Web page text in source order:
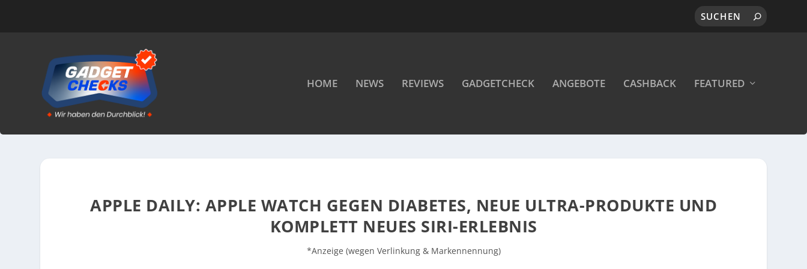
HOME NEWS REVIEWS GADGETCHECK ANGEBOTE CASHBACK FEATURED
APPLE DAILY: APPLE WATCH GEGEN DIABETES, NEUE ULTRA-PRODUKTE UND
KOMPLETT NEUES SIRI-ERLEBNIS
*Anzeige (wegen Verlinkung & Markennennung)